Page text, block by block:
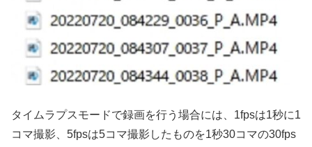
タイムラプスモードで録画を行う場合には、1fpsは1秒に1
コマ撮影、5fpsは5コマ撮影したものを1秒30コマの30fps